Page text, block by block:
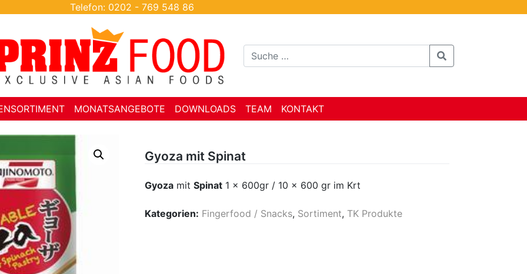
Telefon: 0202 - 769 548 86
MONATSANGEBOTE DOWNLOADS TEAM KONTAKT
Gyoza mit Spinat
Gyozamit Spinat1 x 600gr / 10 x 600 gr im Krt
Kategorien: Fingerfood / Snacks, Sortiment, TK Produkte